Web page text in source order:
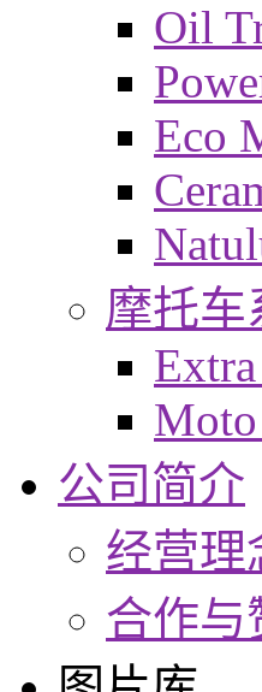
Oil
Eco
摩托车
公司简介
经营理
合作与